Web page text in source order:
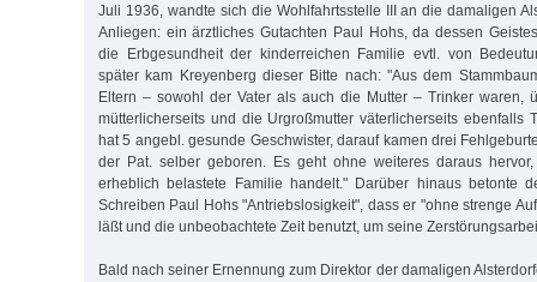
Juli 1936, wandte sich die Wohlfahrtsstelle III an die damaligen
Anliegen: ein ärztliches Gutachten Paul Hohs, da dessen
die Erbgesundheit der kinderreichen Familie evtl. von
später kam Kreyenberg dieser Bitte nach: "Aus dem
Eltern – sowohl der Vater als auch die Mutter – Trinker waren,
mütterlicherseits und die Urgroßmutter väterlicherseits ebenfalls
hat 5 angebl. gesunde Geschwister, darauf kamen drei
der Pat. selber geboren. Es geht ohne weiteres daraus
erheblich belastete Familie handelt." Darüber hinaus betonte
Schreiben Paul Hohs "Antriebslosigkeit", dass er "ohne strenge
läßt und die unbeobachtete Zeit benutzt, um seine
Bald nach seiner Ernennung zum Direktor der damaligen